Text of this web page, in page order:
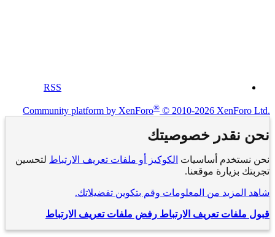
RSS
Community platform by XenForo® © 2010-2026 XenForo Ltd.
نحن نقدر خصوصيتك
نحن نستخدم أساسيات الكوكيز أو ملفات تعريف الارتباط لتحسين
تجربتك بزيارة موقعنا.
شاهد المزيد من المعلومات وقم بتكوين تفضيلاتك.
قبول ملفات تعريف الارتباط رفض ملفات تعريف الارتباط